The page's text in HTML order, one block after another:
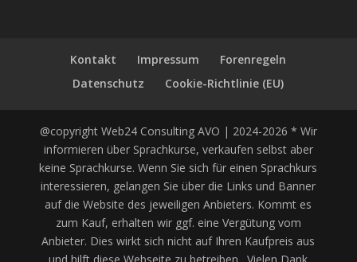
Kontakt Impressum
Forenregeln
Datenschutz
Cookie-Richtlinie (EU)
@copyright Web24 Consulting AVO | 2024-2026 * Wir
informieren über Sprachkurse, verkaufen selbst aber
keine Sprachkurse. Wenn Sie sich für einen Sprachkurs
interessieren, gelangen Sie über die Links und Banner
auf die Website des jeweiligen Anbieters. Kommt es
zum Kauf, erhalten wir ggf. eine Vergütung vom
Anbieter. Dies wirkt sich nicht auf Ihren Kaufpreis aus